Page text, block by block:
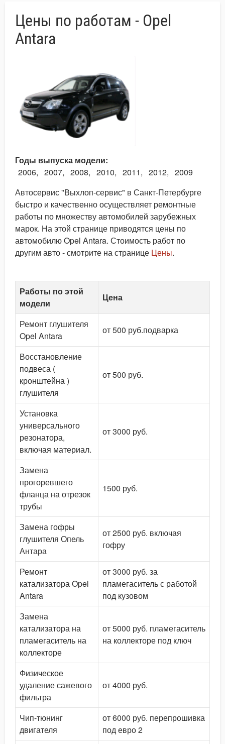
Цены по работам - Opel
Antara
Годы выпуска модели
2006
2007 2008 2010 2011 2012
2009
Автосервис "Выхлоп-сервис" в Санкт-Петербурге
быстро и качественно осуществляет ремонтные
работы по множеству автомобилей зарубежных
марок. На этой странице приводятся цены по
автомобилю Opel Antara. Стоимость работ по
другим авто - смотрите на странице Цены.
Работы по этой
модели
Цена
Ремонт глушителя
Opel Antara
от 500 руб.подварка
Восстановление
подвеса (
кронштейна )
глушителя
от 500 руб.
Установка
универсального
резонатора,
включая материал.
от 3000 руб.
Замена
прогоревшего
фланца на отрезок
трубы
1500 руб.
Замена гофры
глушителя Опель
Антара
от 2500 руб. включая
гофру
Ремонт
катализатора Opel
Antara
от 3000 руб. за
пламегаситель с работой
под кузовом
Замена
катализатора на
пламегаситель на
коллекторе
от 5000 руб. пламегаситель
на коллекторе под ключ
Физическое
удаление сажевого
фильтра
от 4000 руб.
Чип-тюнинг
двигателя
от 6000 руб. перепрошивка
под евро 2